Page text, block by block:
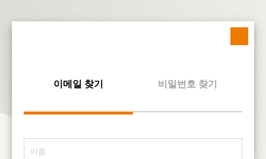
이메일 찾기 비밀번호 찾기